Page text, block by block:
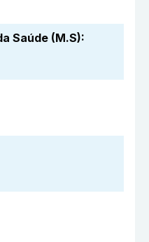
Saúde (M.S):